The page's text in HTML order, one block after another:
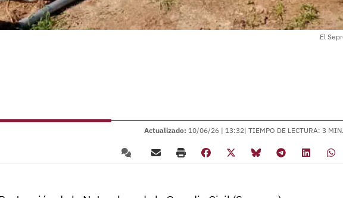
El
Actualizado: 10/06/26 | 13:32| TIEMPO DE LECTURA: 3 MIN.